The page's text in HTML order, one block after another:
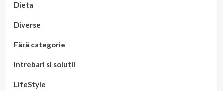
Dieta
Diverse
Fără categorie
Intrebari si solutii
LifeStyle